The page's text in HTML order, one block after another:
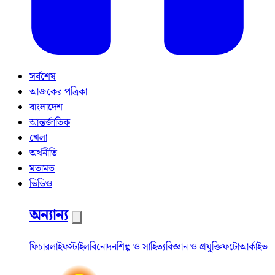
সর্বশেষ
আজকের পত্রিকা
বাংলাদেশ
আন্তর্জাতিক
খেলা
অর্থনীতি
মতামত
ভিডিও
অন্যান্য
ফিচারলাইফস্টাইলবিনোদনশিল্প ও সাহিত্যবিজ্ঞান ও প্রযুক্তিফটোআর্কাইভ